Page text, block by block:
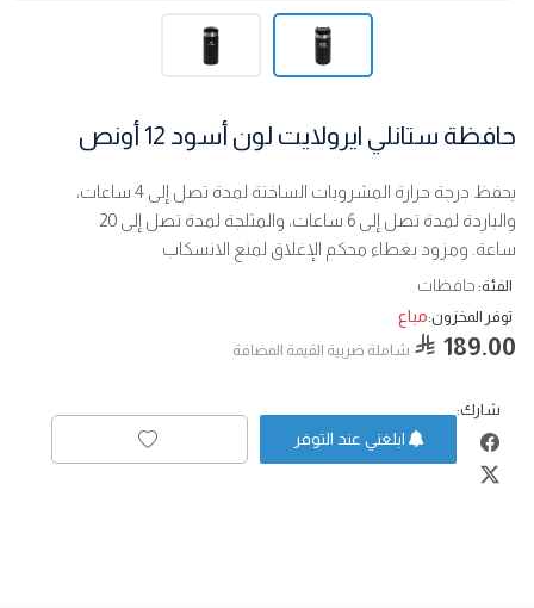
حافظة ستانلي ايرولايت لون أسود 12 أونص
يحفظ درجة حرارة المشروبات الساخنة لمدة تصل إلى 4 ساعات،
والباردة لمدة تصل إلى 6 ساعات، والمثلجة لمدة تصل إلى 20
ساعة. ومزود بغطاء محكم الإغلاق لمنع الانسكاب
الفئة: حافظات
توفر المخزون:مباع
189.00 شاملة ضربية القيمة المضافة
شارك: